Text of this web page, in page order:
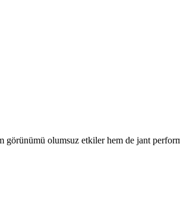
görünümü olumsuz etkiler hem de jant